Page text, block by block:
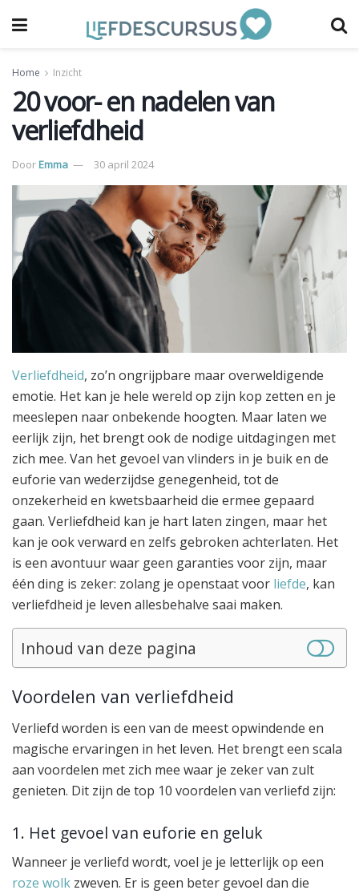
Home Inzicht
20 voor- en nadelen van
verliefdheid
DoorEmma 30 april 2024
Verliefdheid, zo’n ongrijpbare maar overweldigende
emotie. Het kan je hele wereld op zijn kop zetten en je
meeslepen naar onbekende hoogten. Maar laten we
eerlijk zijn, het brengt ook de nodige uitdagingen met
zich mee. Van het gevoel van vlinders in je buik en de
euforie van wederzijdse genegenheid, tot de
onzekerheid en kwetsbaarheid die ermee gepaard
gaan. Verliefdheid kan je hart laten zingen, maar het
kan je ook verward en zelfs gebroken achterlaten. Het
is een avontuur waar geen garanties voor zijn, maar
één ding is zeker: zolang je openstaat voor liefde, kan
verliefdheid je leven allesbehalve saai maken.
Inhoud van deze pagina
Voordelen van verliefdheid
Verliefd worden is een van de meest opwindende en
magische ervaringen in het leven. Het brengt een scala
aan voordelen met zich mee waar je zeker van zult
genieten. Dit zijn de top 10 voordelen van verliefd zijn:
1. Het gevoel van euforie en geluk
Wanneer je verliefd wordt, voel je je letterlijk op een
roze wolk zweven. Er is geen beter gevoel dan die